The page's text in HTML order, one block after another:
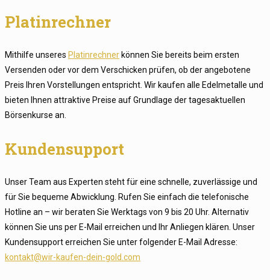
Platinrechner
Mithilfe unseres Platinrechner können Sie bereits beim ersten
Versenden oder vor dem Verschicken prüfen, ob der angebotene
Preis Ihren Vorstellungen entspricht. Wir kaufen alle Edelmetalle und
bieten Ihnen attraktive Preise auf Grundlage der tagesaktuellen
Börsenkurse an.
Kundensupport
Unser Team aus Experten steht für eine schnelle, zuverlässige und
für Sie bequeme Abwicklung. Rufen Sie einfach die telefonische
Hotline an – wir beraten Sie Werktags von 9 bis 20 Uhr. Alternativ
können Sie uns per E-Mail erreichen und Ihr Anliegen klären. Unser
Kundensupport erreichen Sie unter folgender E-Mail Adresse:
kontakt@wir-kaufen-dein-gold.com